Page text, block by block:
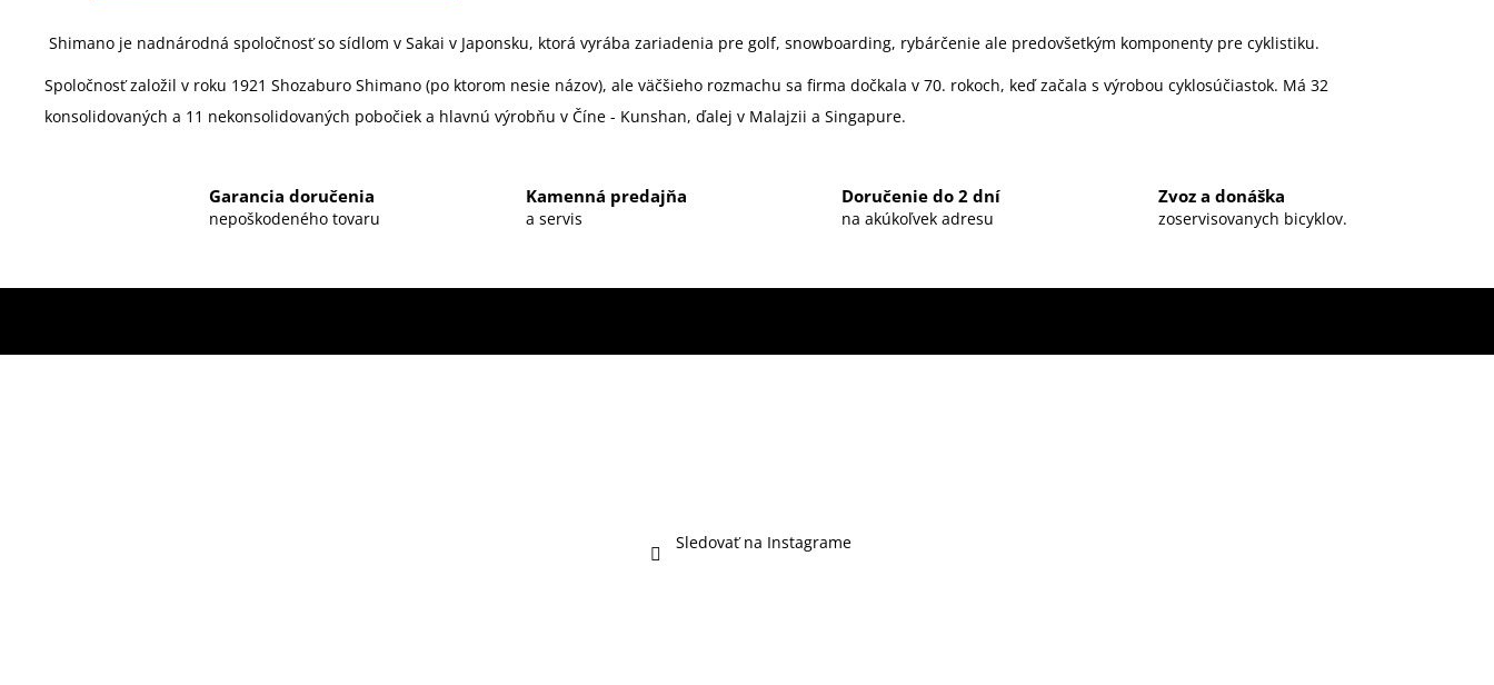
Shimano je nadnárodná spoločnosť so sídlom v Sakai v Japonsku, ktorá vyrába zariadenia pre golf, snowboarding, rybárčenie ale predovšetkým komponenty pre cyklistiku.
Spoločnosť založil v roku 1921 Shozaburo Shimano (po ktorom nesie názov), ale väčšieho rozmachu sa firma dočkala v 70. rokoch, keď začala s výrobou cyklosúčiastok. Má 32
konsolidovaných a 11 nekonsolidovaných pobočiek a hlavnú výrobňu v Číne - Kunshan, ďalej v Malajzii a Singapure.
Garancia doručenia
nepoškodeného tovaru
Kamenná predajňa
a servis
Doručenie do 2 dní
na akúkoľvek adresu
Zvoz a donáška
zoservisovanych bicyklov.
Sledovať na Instagrame